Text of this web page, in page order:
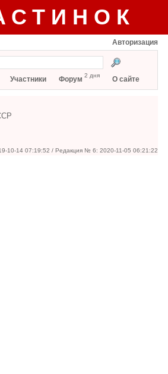
Авторизация
Участники Форум 2 дня О сайте
10-14 07:19:52 / Редакция № 6: 2020-11-05 06:21:22